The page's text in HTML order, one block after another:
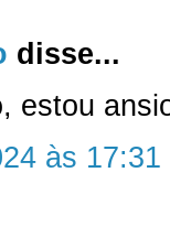
disse...
estou
às 17:31